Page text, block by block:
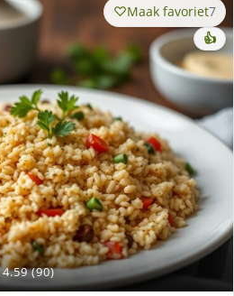
4.59 (90)
Maak favoriet7
👍